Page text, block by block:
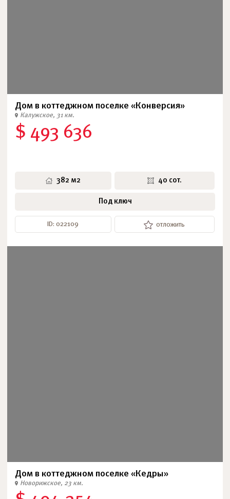
Дом в коттеджном поселке «Конверсия»
Калужское, 31 км.
$ 493 636
382 м2 40 сот.
Под ключ
ID: 022109 отложить
Дом в коттеджном поселке «Кедры»
Новорижское, 23 км.